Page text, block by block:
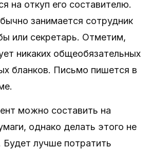
на откуп его составителю.
занимается сотрудник
или секретарь. Отметим,
никаких общеобязательных
бланков. Письмо пишется в
можно составить на
однако делать этого не
Будет лучше потратить